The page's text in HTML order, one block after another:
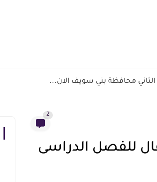
2
للفصل الدراسى